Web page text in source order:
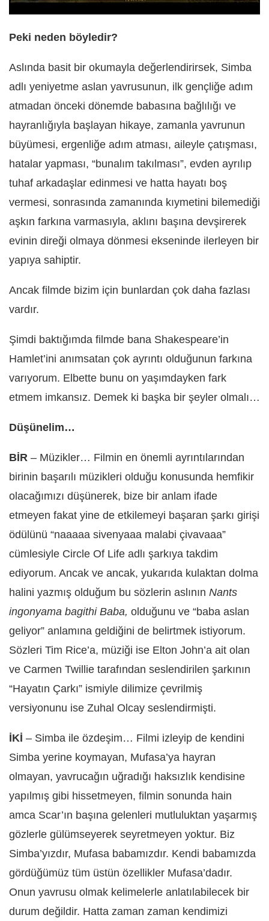
Peki neden böyledir?
Aslında basit bir okumayla değerlendirirsek, Simba
adlı yeniyetme aslan yavrusunun, ilk gençliğe adım
atmadan önceki dönemde babasına bağlılığı ve
hayranlığıyla başlayan hikaye, zamanla yavrunun
büyümesi, ergenliğe adım atması, aileyle çatışması,
hatalar yapması, “bunalım takılması”, evden ayrılıp
tuhaf arkadaşlar edinmesi ve hatta hayatı boş
vermesi, sonrasında zamanında kıymetini bilemediği
aşkın farkına varmasıyla, aklını başına devşirerek
evinin direği olmaya dönmesi ekseninde ilerleyen bir
yapıya sahiptir.
Ancak filmde bizim için bunlardan çok daha fazlası
vardır.
Şimdi baktığımda filmde bana Shakespeare’in
Hamlet’ini anımsatan çok ayrıntı olduğunun farkına
varıyorum. Elbette bunu on yaşımdayken fark
etmem imkansız. Demek ki başka bir şeyler olmalı…
Düşünelim…
BİR – Müzikler… Filmin en önemli ayrıntılarından
birinin başarılı müzikleri olduğu konusunda hemfikir
olacağımızı düşünerek, bize bir anlam ifade
etmeyen fakat yine de etkilemeyi başaran şarkı girişi
ödülünü “naaaaa sivenyaaa malabi çivavaaa”
cümlesiyle Circle Of Life adlı şarkıya takdim
ediyorum. Ancak ve ancak, yukarıda kulaktan dolma
halini yazmış olduğum bu sözlerin aslının Nants
ingonyama bagithi Baba, olduğunu ve “baba aslan
geliyor” anlamına geldiğini de belirtmek istiyorum.
Sözleri Tim Rice’a, müziği ise Elton John’a ait olan
ve Carmen Twillie tarafından seslendirilen şarkının
“Hayatın Çarkı” ismiyle dilimize çevrilmiş
versiyonunu ise Zuhal Olcay seslendirmişti.
İKİ – Simba ile özdeşim… Filmi izleyip de kendini
Simba yerine koymayan, Mufasa’ya hayran
olmayan, yavrucağın uğradığı haksızlık kendisine
yapılmış gibi hissetmeyen, filmin sonunda hain
amca Scar’ın başına gelenleri mutluluktan yaşarmış
gözlerle gülümseyerek seyretmeyen yoktur. Biz
Simba’yızdır, Mufasa babamızdır. Kendi babamızda
gördüğümüz tüm üstün özellikler Mufasa’dadır.
Onun yavrusu olmak kelimelerle anlatılabilecek bir
durum değildir. Hatta zaman zaman kendimizi